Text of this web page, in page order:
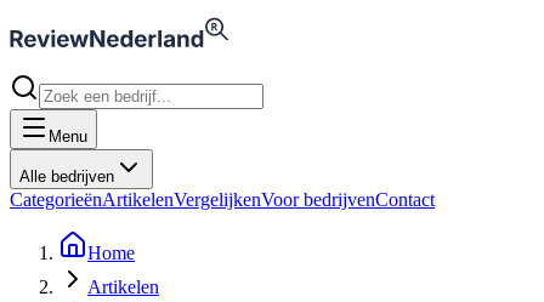
Menu
Alle bedrijven
CategorieënArtikelenVergelijkenVoor bedrijvenContact
Home
Artikelen